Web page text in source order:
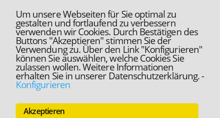
Um unsere Webseiten für Sie optimal zu
gestalten und fortlaufend zu verbessern
verwenden wir Cookies. Durch Bestätigen des
Buttons "Akzeptieren" stimmen Sie der
Verwendung zu. Über den Link "Konfigurieren"
können Sie auswählen, welche Cookies Sie
zulassen wollen. Weitere Informationen
erhalten Sie in unserer Datenschutzerklärung.-
Konfigurieren
Akzeptieren